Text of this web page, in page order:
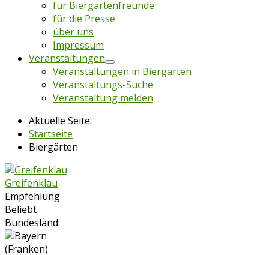
für Biergartenfreunde
für die Presse
über uns
Impressum
Veranstaltungen
Veranstaltungen in Biergärten
Veranstaltungs-Suche
Veranstaltung melden
Aktuelle Seite:
Startseite
Biergärten
Greifenklau
Empfehlung
Beliebt
Bundesland: